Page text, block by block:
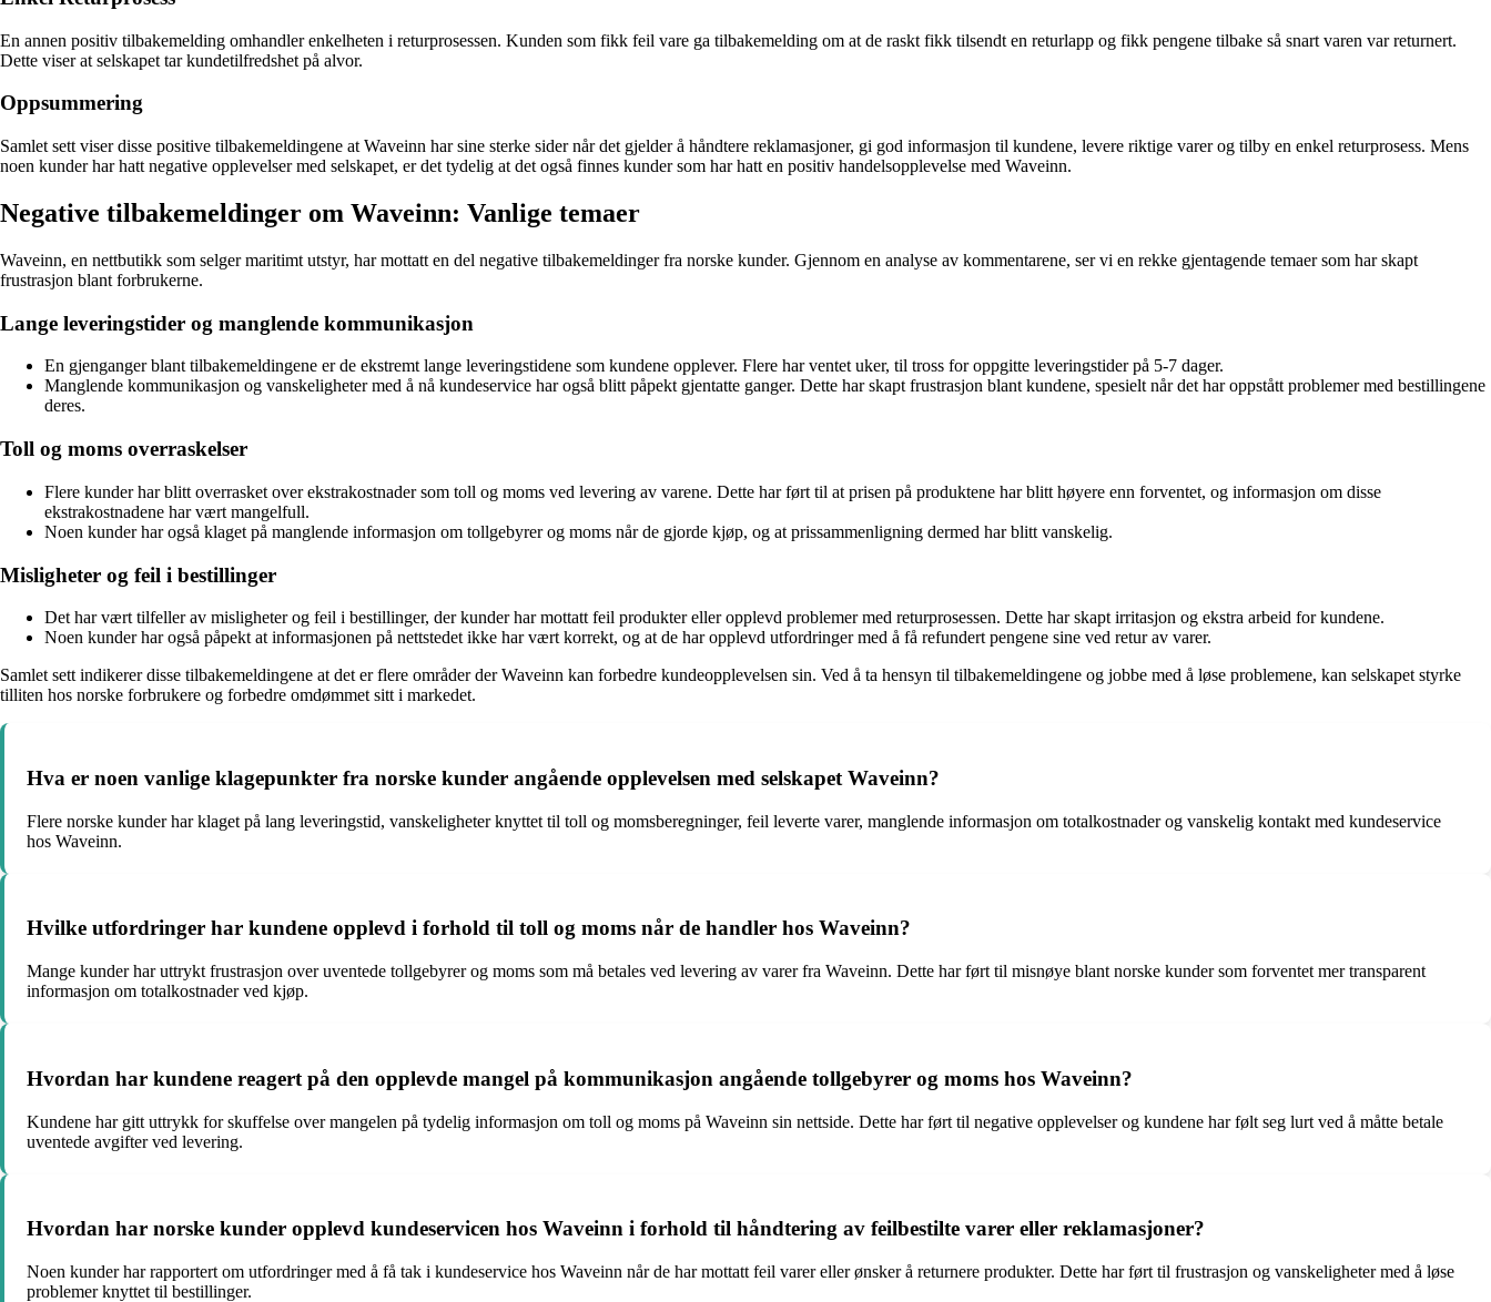
En annen positiv tilbakemelding omhandler enkelheten i returprosessen. Kunden som fikk feil vare ga tilbakemelding om at de raskt fikk tilsendt en returlapp og fikk pengene tilbake så snart varen var returnert.
Dette viser at selskapet tar kundetilfredshet på alvor.
Oppsummering
Samlet sett viser disse positive tilbakemeldingene at Waveinn har sine sterke sider når det gjelder å håndtere reklamasjoner, gi god informasjon til kundene, levere riktige varer og tilby en enkel returprosess. Mens
noen kunder har hatt negative opplevelser med selskapet, er det tydelig at det også finnes kunder som har hatt en positiv handelsopplevelse med Waveinn.
Negative tilbakemeldinger om Waveinn: Vanlige temaer
Waveinn, en nettbutikk som selger maritimt utstyr, har mottatt en del negative tilbakemeldinger fra norske kunder. Gjennom en analyse av kommentarene, ser vi en rekke gjentagende temaer som har skapt
frustrasjon blant forbrukerne.
Lange leveringstider og manglende kommunikasjon
En gjenganger blant tilbakemeldingene er de ekstremt lange leveringstidene som kundene opplever. Flere har ventet uker, til tross for oppgitte leveringstider på 5-7 dager.
Manglende kommunikasjon og vanskeligheter med å nå kundeservice har også blitt påpekt gjentatte ganger. Dette har skapt frustrasjon blant kundene, spesielt når det har oppstått problemer med bestillingene
deres.
Toll og moms overraskelser
Flere kunder har blitt overrasket over ekstrakostnader som toll og moms ved levering av varene. Dette har ført til at prisen på produktene har blitt høyere enn forventet, og informasjon om disse
ekstrakostnadene har vært mangelfull.
Noen kunder har også klaget på manglende informasjon om tollgebyrer og moms når de gjorde kjøp, og at prissammenligning dermed har blitt vanskelig.
Misligheter og feil i bestillinger
Det har vært tilfeller av misligheter og feil i bestillinger, der kunder har mottatt feil produkter eller opplevd problemer med returprosessen. Dette har skapt irritasjon og ekstra arbeid for kundene.
Noen kunder har også påpekt at informasjonen på nettstedet ikke har vært korrekt, og at de har opplevd utfordringer med å få refundert pengene sine ved retur av varer.
Samlet sett indikerer disse tilbakemeldingene at det er flere områder der Waveinn kan forbedre kundeopplevelsen sin. Ved å ta hensyn til tilbakemeldingene og jobbe med å løse problemene, kan selskapet styrke
tilliten hos norske forbrukere og forbedre omdømmet sitt i markedet.
Hva er noen vanlige klagepunkter fra norske kunder angående opplevelsen med selskapet Waveinn?
Flere norske kunder har klaget på lang leveringstid, vanskeligheter knyttet til toll og momsberegninger, feil leverte varer, manglende informasjon om totalkostnader og vanskelig kontakt med kundeservice
hos Waveinn.
Hvilke utfordringer har kundene opplevd i forhold til toll og moms når de handler hos Waveinn?
Mange kunder har uttrykt frustrasjon over uventede tollgebyrer og moms som må betales ved levering av varer fra Waveinn. Dette har ført til misnøye blant norske kunder som forventet mer transparent
informasjon om totalkostnader ved kjøp.
Hvordan har kundene reagert på den opplevde mangel på kommunikasjon angående tollgebyrer og moms hos Waveinn?
Kundene har gitt uttrykk for skuffelse over mangelen på tydelig informasjon om toll og moms på Waveinn sin nettside. Dette har ført til negative opplevelser og kundene har følt seg lurt ved å måtte betale
uventede avgifter ved levering.
Hvordan har norske kunder opplevd kundeservicen hos Waveinn i forhold til håndtering av feilbestilte varer eller reklamasjoner?
Noen kunder har rapportert om utfordringer med å få tak i kundeservice hos Waveinn når de har mottatt feil varer eller ønsker å returnere produkter. Dette har ført til frustrasjon og vanskeligheter med å løse
problemer knyttet til bestillinger.